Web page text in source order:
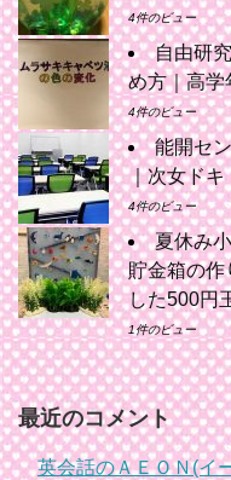
4件のビュー
自由研
め方｜高学
4件のビュー
能開セ
｜次女ドキ
4件のビュー
夏休み
貯金箱の作
した500円
1件のビュー
最近のコメント
英会話のＡＥＯＮ(イ